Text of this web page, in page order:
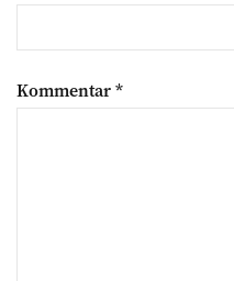
Kommentar*